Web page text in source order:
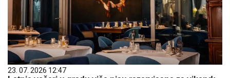
23. 07. 2026 12:47